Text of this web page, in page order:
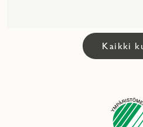
Kaikki